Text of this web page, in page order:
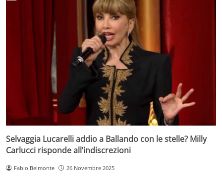
Selvaggia Lucarelli addio a Ballando con le stelle? Milly
Carlucci risponde all’indiscrezioni
Fabio Belmonte 26 Novembre 2025